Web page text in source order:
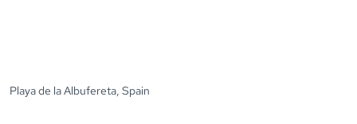
Playa de la Albufereta, Spain